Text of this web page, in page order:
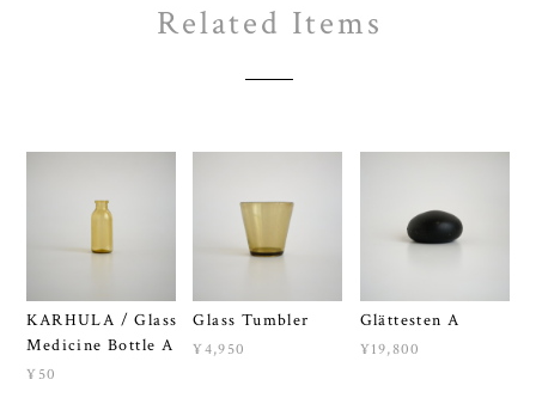
Related Items
KARHULA / Glass
Medicine Bottle A
¥50
Glass Tumbler
¥4,950
Glättesten A
¥19,800